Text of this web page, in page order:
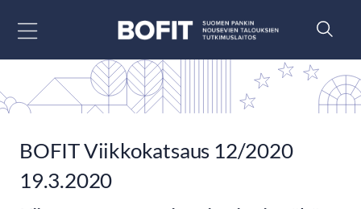
BOFIT Viikkokatsaus 12/2020
19.3.2020